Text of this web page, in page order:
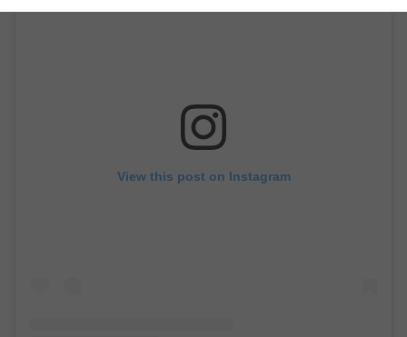
View this post on Instagram